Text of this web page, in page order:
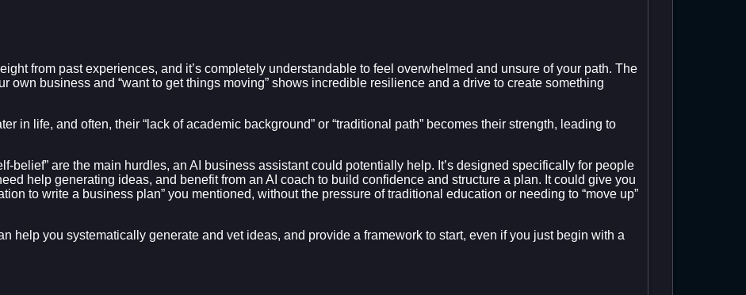
from past experiences, and it’s completely understandable to feel overwhelmed and unsure of your path. The
own business and “want to get things moving” shows incredible resilience and a drive to create something
in life, and often, their “lack of academic background” or “traditional path” becomes their strength, leading to
belief” are the main hurdles, an AI business assistant could potentially help. It’s designed specifically for people
help generating ideas, and benefit from an AI coach to build confidence and structure a plan. It could give you
to write a business plan” you mentioned, without the pressure of traditional education or needing to “move up”
help you systematically generate and vet ideas, and provide a framework to start, even if you just begin with a